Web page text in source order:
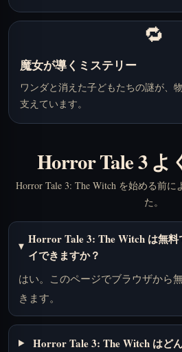
🔁
魔女が導くミステリー
ワンダと消えた子どもたちの謎が、
支えています。
Horror Tale 3
Horror Tale 3: The Witch を始める前
た。
Horror Tale 3: The Witch は無料
イできますか？
はい。このページでブラウザから
きます。
Horror Tale 3: The Witch はど